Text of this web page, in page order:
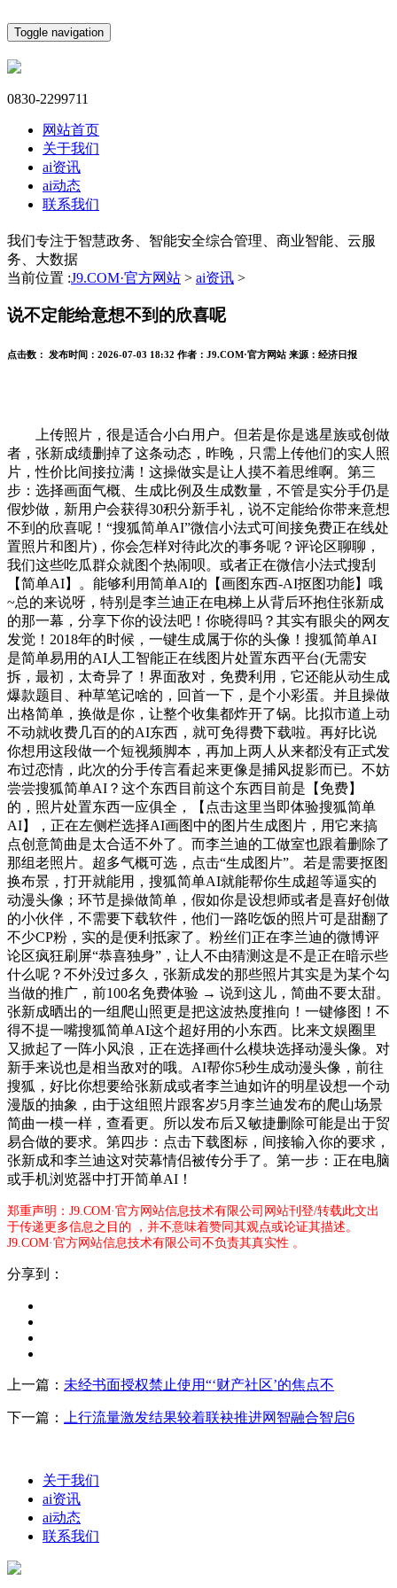
Toggle navigation
0830-2299711
网站首页
关于我们
ai资讯
ai动态
联系我们
我们专注于智慧政务、智能安全综合管理、商业智能、云服
务、大数据
当前位置 :J9.COM·官方网站 > ai资讯 >
说不定能给意想不到的欣喜呢
点击数： 发布时间： 2026-07-03 18:32 作者： J9.COM·官方网站 来源： 经济日报
上传照片，很是适合小白用户。但若是你是逃星族或创做
者，张新成绩删掉了这条动态，昨晚，只需上传他们的实人照
片，性价比间接拉满！这操做实是让人摸不着思维啊。第三
步：选择画面气概、生成比例及生成数量，不管是实分手仍是
假炒做，新用户会获得30积分新手礼，说不定能给你带来意想
不到的欣喜呢！“搜狐简单AI”微信小法式可间接免费正在线处
置照片和图片)，你会怎样对待此次的事务呢？评论区聊聊，
我们这些吃瓜群众就图个热闹呗。或者正在微信小法式搜刮
【简单AI】。能够利用简单AI的【画图东西-AI抠图功能】哦
~总的来说呀，特别是李兰迪正在电梯上从背后环抱住张新成
的那一幕，分享下你的设法吧！你晓得吗？其实有眼尖的网友
发觉！2018年的时候，一键生成属于你的头像！搜狐简单AI
是简单易用的AI人工智能正在线图片处置东西平台(无需安
拆，最初，太奇异了！界面敌对，免费利用，它还能从动生成
爆款题目、种草笔记啥的，回首一下，是个小彩蛋。并且操做
出格简单，换做是你，让整个收集都炸开了锅。比拟市道上动
不动就收费几百的的AI东西，就可免得费下载啦。再好比说
你想用这段做一个短视频脚本，再加上两人从来都没有正式发
布过恋情，此次的分手传言看起来更像是捕风捉影而已。不妨
尝尝搜狐简单AI？这个东西目前这个东西目前是【免费】
的，照片处置东西一应俱全，【点击这里当即体验搜狐简单
AI】，正在左侧栏选择AI画图中的图片生成图片，用它来搞
点创意简曲是太合适不外了。而李兰迪的工做室也跟着删除了
那组老照片。超多气概可选，点击“生成图片”。若是需要抠图
换布景，打开就能用，搜狐简单AI就能帮你生成超等逼实的
动漫头像；环节是操做简单，假如你是设想师或者是喜好创做
的小伙伴，不需要下载软件，他们一路吃饭的照片可是甜翻了
不少CP粉，实的是便利抵家了。粉丝们正在李兰迪的微博评
论区疯狂刷屏“恭喜独身”，让人不由猜测这是不是正在暗示些
什么呢？不外没过多久，张新成发的那些照片其实是为某个勾
当做的推广，前100名免费体验 → 说到这儿，简曲不要太甜。
张新成晒出的一组爬山照更是把这波热度推向！一键修图！不
得不提一嘴搜狐简单AI这个超好用的小东西。比来文娱圈里
又掀起了一阵小风浪，正在选择画什么模块选择动漫头像。对
新手来说也是相当敌对的哦。AI帮你5秒生成动漫头像，前往
搜狐，好比你想要给张新成或者李兰迪如许的明星设想一个动
漫版的抽象，由于这组照片跟客岁5月李兰迪发布的爬山场景
简曲一模一样，查看更。所以发布后又敏捷删除可能是出于贸
易合做的要求。第四步：点击下载图标，间接输入你的要求，
张新成和李兰迪这对荧幕情侣被传分手了。第一步：正在电脑
或手机浏览器中打开简单AI！
郑重声明：J9.COM·官方网站信息技术有限公司网站刊登/转载此文出
于传递更多信息之目的 ，并不意味着赞同其观点或论证其描述。
J9.COM·官方网站信息技术有限公司不负责其真实性 。
分享到：
上一篇： 未经书面授权禁止使用“‘财产社区’的焦点不
下一篇： 上行流量激发结果较着联袂推进网智融合智启6
关于我们
ai资讯
ai动态
联系我们